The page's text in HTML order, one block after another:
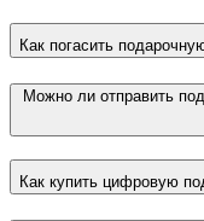
Как погасить
Можно ли отправить
Как купить цифровую